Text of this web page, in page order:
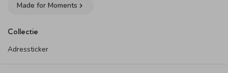
Made for Moments
Collectie
Adressticker